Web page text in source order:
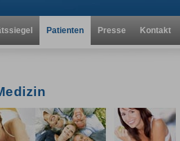
Patienten Presse Kontakt